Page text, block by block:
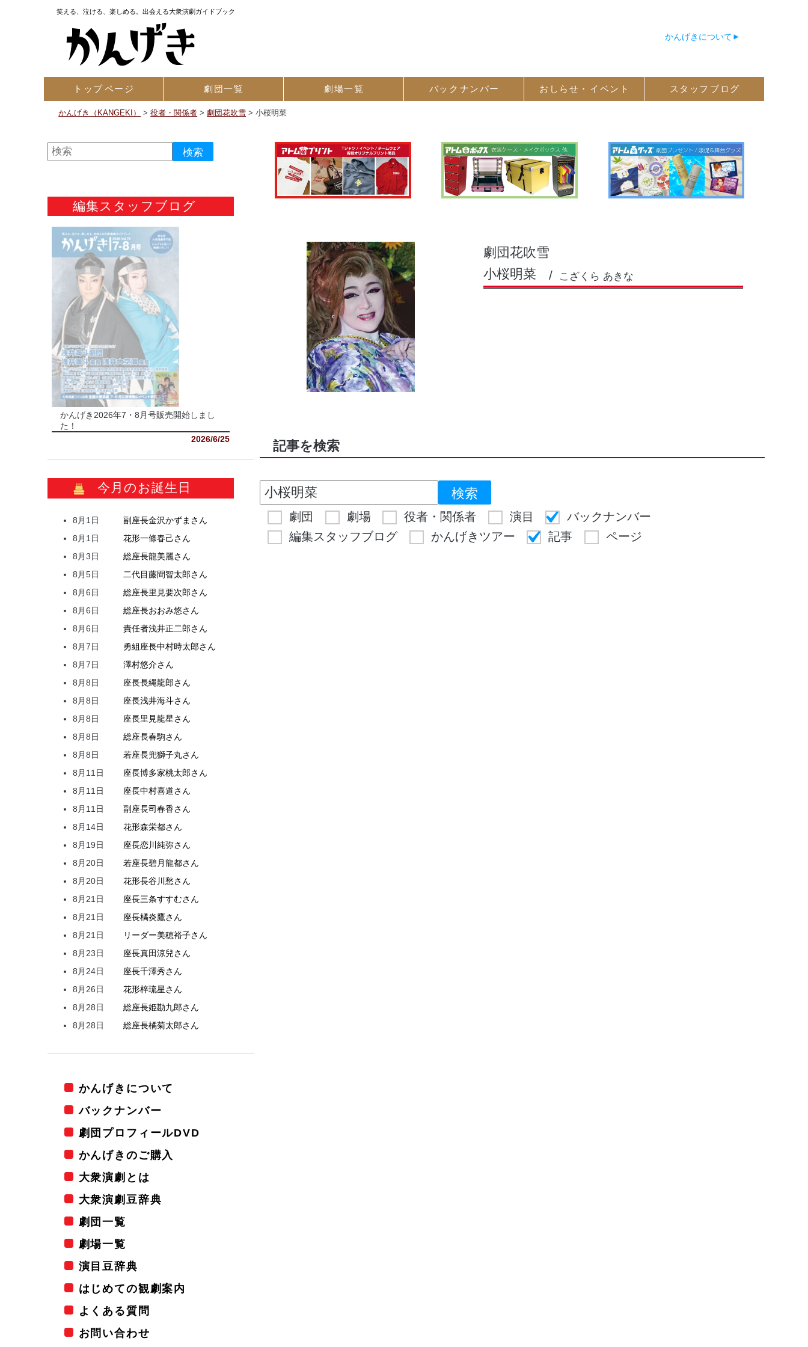
笑える、泣ける、楽しめる。出会える大衆演劇ガイドブック
かんげきについて
トップページ 劇団一覧 劇場一覧 バック ナンバー おしらせ・ イベント スタッフ ブログ
かんげき（KANGEKI） >役者・関係者 >劇団花吹雪 >小桜明菜
劇団花吹雪
小桜明菜
こざくら あきな
記事を検索
劇団 劇場 役者・関係者 演目
バックナンバー
編集スタッフブログ
かんげきツアー 記事 ページ
編集スタッフブログ
かんげき2026年7・8月号販売開始しまし
た！
2026/6/25
今月のお誕生日
8月1日 副座長金沢かずま さん
8月1日
花形一條春己さん
8月3日
総座長龍美麗さん
8月5日
二代目藤間智太郎さん
8月6日
総座長里見要次郎さん
8月6日
総座長おおみ悠さん
8月6日
責任者浅井正二郎さん
8月7日
勇組座長中村時太郎さん
8月7日
澤村悠介さん
8月8日
座長長縄龍郎さん
8月8日
座長浅井海斗さん
8月8日
座長里見龍星さん
8月8日
総座長春駒さん
8月8日
若座長兜獅子丸さん
8月11日
座長博多家桃太郎さん
8月11日
座長中村喜道さん
8月11日
副座長司春香さん
8月14日
花形森栄都さん
8月19日
座長恋川 純弥さん
8月20日
若座長碧月龍都さん
8月20日
花形長谷川 愁さん
8月21日
座長三条すすむさん
8月21日
座長橘炎鷹さん
8月21日
リーダー美穂裕子さん
8月23日
座長真田涼兒さん
8月24日
座長千澤秀さん
8月26日
花形梓琉星さん
8月28日
総座長姫勘九郎さん
8月28日
総座長橘菊太郎さん
かんげきについて
バックナンバー
劇団プロフィールDVD
かんげきのご購入
大衆演劇とは
大衆演劇豆辞典
劇団一覧
劇場一覧
演目豆辞典
はじめての観劇案内
よくある質問
お問い合わせ